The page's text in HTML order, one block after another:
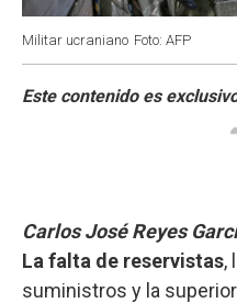
Militar ucraniano Foto: AFP
Carlos José Reyes
La falta de reservistas,
suministros y la